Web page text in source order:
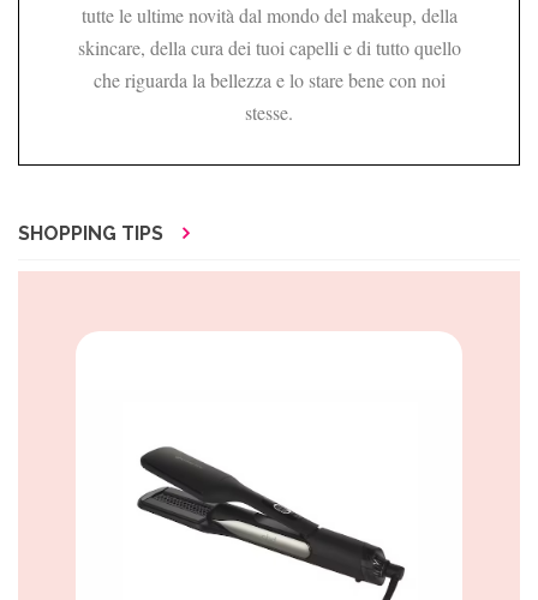
tutte le ultime novità dal mondo del makeup, della
skincare, della cura dei tuoi capelli e di tutto quello
che riguarda la bellezza e lo stare bene con noi
stesse.
SHOPPING TIPS